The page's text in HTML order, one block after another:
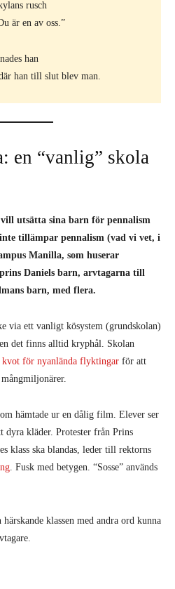
rusch
är en av oss.”
han
han till slut blev man.
en “vanlig” skola
utsätta sina barn för pennalism
tillämpar pennalism (vad vi vet, i
Manilla, som huserar
Daniels barn, arvtagarna till
barn, med flera.
via ett vanligt kösystem (grundskolan)
det finns alltid kryphål. Skolan
kvot för nyanlända flyktingar för att
hämtade ur en dålig film. Elever ser
dyra kläder. Protester från Prins
klass ska blandas, leder till rektorns
. Fusk med betygen. “Sosse” används
klassen med andra ord kunna